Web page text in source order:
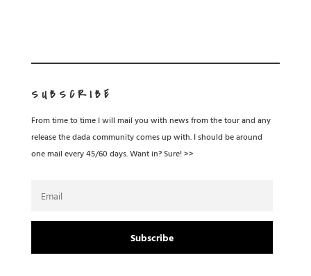
SUBSCRIBE
From time to time I will mail you with news from the tour and any
release the dada community comes up with. I should be around
one mail every 45/60 days. Want in? Sure! >>
Subscribe